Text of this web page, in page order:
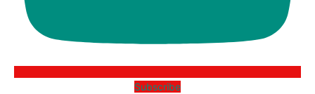
Subscribe